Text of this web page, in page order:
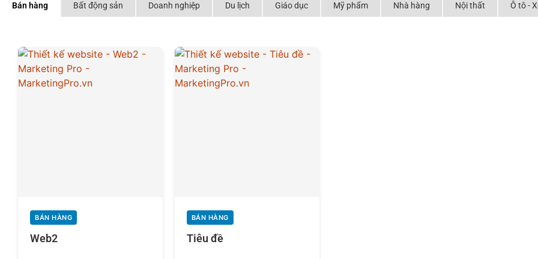
Bán hàng Bất động sản Doanh nghiệp Du lịch Giáo dục Mỹ phẩm Nhà hàng Nội thất Ô tô -
BÁN HÀNG
Web2
BÁN HÀNG
Tiêu đề